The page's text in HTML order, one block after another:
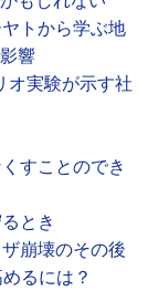
トから学ぶ地
響
実験が示す社
すことのでき
とき
崩壊のその後
るには？